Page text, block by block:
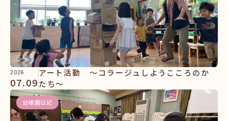
2026
07.09
アート活動 ～コラージュしようこころのか
たち～
幼稚園日記